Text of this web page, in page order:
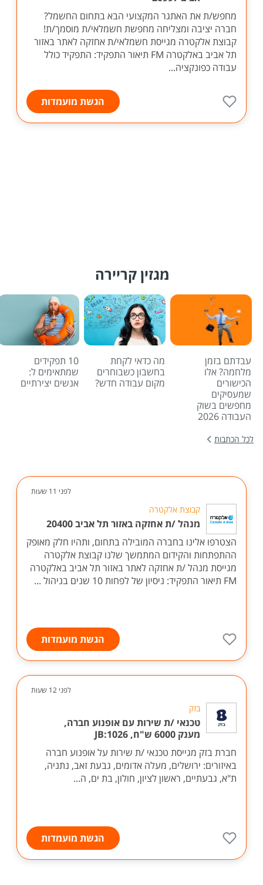
מחפש/ת את האתגר המקצועי הבא בתחום החשמל?
חברה יציבה ומצליחה מחפשת חשמלאי/ת מוסמך/ת!
קבוצת אלקטרה מגייסת חשמלאי/ת אחזקה לאתר באזור
תל אביב באלקטרה FM תיאור התפקיד: התפקיד כולל
עבודה כפונקציה...
הגשת מועמדות
מגזין קריירה
עבדתם בזמן
מלחמה? אלו
הכישורים
שמעסיקים
מחפשים בשוק
העבודה 2026
מה כדאי לקחת
בחשבון כשבוחרים
מקום עבודה חדש?
10 תפקידים
שמתאימים ל:
אנשים יצירתיים
לכל הכתבות
לפני 11 שעות
קבוצת אלקטרה
מנהל /ת אחזקה באזור תל אביב 20400
הצטרפו אלינו בחברה המובילה בתחום, ותהיו חלק מאופק
ההתפתחות והקידום המתמשך שלנו קבוצת אלקטרה
מגייסת מנהל /ת אחזקה לאתר באזור תל אביב באלקטרה
FM תיאור התפקיד: ניסיון של לפחות 10 שנים בניהול ...
הגשת מועמדות
לפני 12 שעות
בזק
טכנאי /ת שירות עם אופנוע חברה,
מענק 6000 ש"ח, JB:1026
חברת בזק מגייסת טכנאי /ת שירות על אופנוע חברה
באיזורים: ירושלים, מעלה אדומים, גבעת זאב, נתניה,
ת"א, גבעתיים, ראשון לציון, חולון, בת ים, ה...
הגשת מועמדות